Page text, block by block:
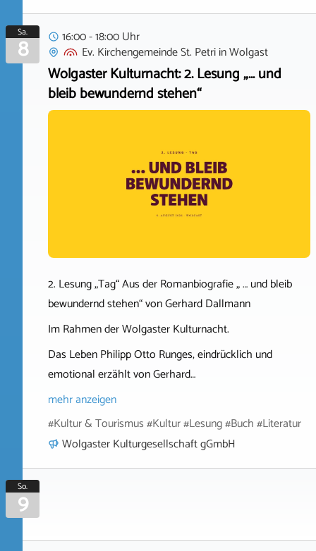
Sa.
8
16:00 - 18:00 Uhr
Ev. Kirchengemeinde St. PetriinWolgast
Wolgaster Kulturnacht: 2. Lesung „… und
bleib bewundernd stehen“
2. Lesung „Tag“ Aus der Romanbiografie „ … und bleib
bewundernd stehen“ von Gerhard Dallmann
Im Rahmen der Wolgaster Kulturnacht.
Das Leben Philipp Otto Runges, eindrücklich und
emotional erzählt von Gerhard…
mehr anzeigen
#Kultur & Tourismus #Kultur #Lesung #Buch #Literatur
Wolgaster Kulturgesellschaft gGmbH
So.
9